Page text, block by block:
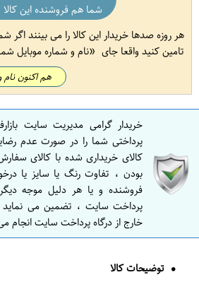
شما هم فروشنده این
هر روزه صدها خریدار این کالا را می بینند اگر
تامین کنید واقعا جای
نام و شماره موبایل
هم اکنون نام
خریدار گرامی مدیریت سایت
پرداختی شما را در صورت عدم
کالای خریداری شده با کالای
بودن ، تفاوت رنگ یا سایز یا
فروشنده و یا هر دلیل موجه
پرداخت سایت ، تضمین می
خارج از درگاه پرداخت سایت انجام
توضیحات کالا